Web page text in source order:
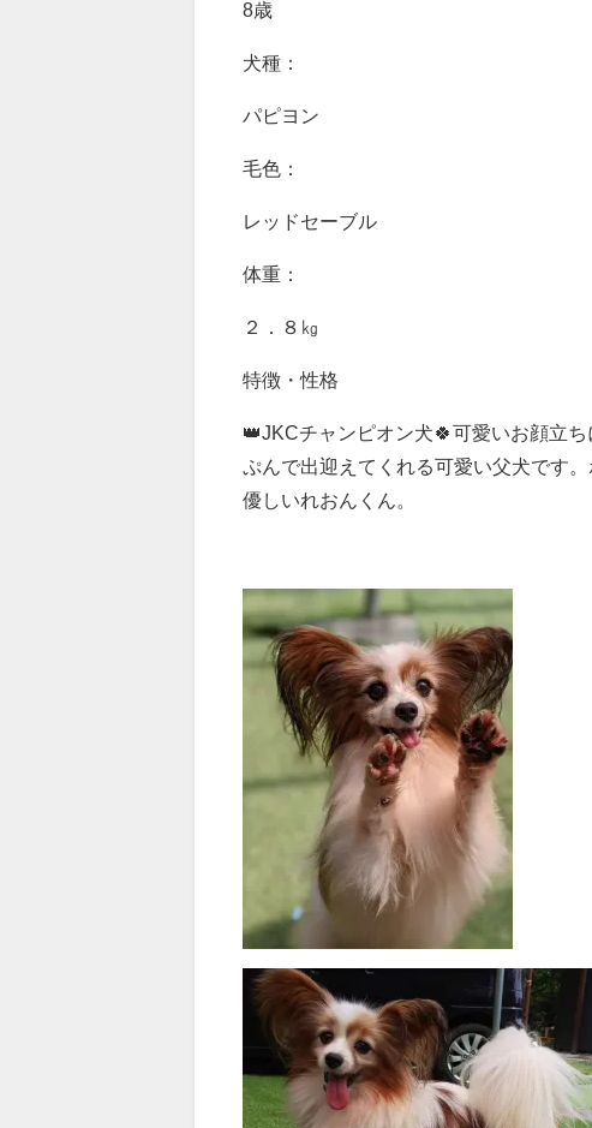
8歳
犬種：
パピヨン
毛色：
レッドセーブル
体重：
２．８㎏
特徴・性格
👑JKCチャンピオン犬🍀可愛いお顔立
ぷんで出迎えてくれる可愛い父犬です
優しいれおんくん。